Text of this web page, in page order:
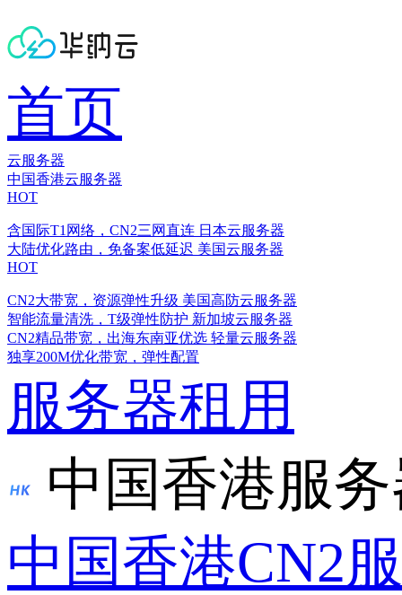
首页
云服务器
中国香港云服务器
HOT
含国际T1网络，CN2三网直连 日本云服务器
大陆优化路由，免备案低延迟 美国云服务器
HOT
CN2大带宽，资源弹性升级 美国高防云服务器
智能流量清洗，T级弹性防护 新加坡云服务器
CN2精品带宽，出海东南亚优选 轻量云服务器
独享200M优化带宽，弹性配置
服务器租用
中国香港服
中国香港CN2